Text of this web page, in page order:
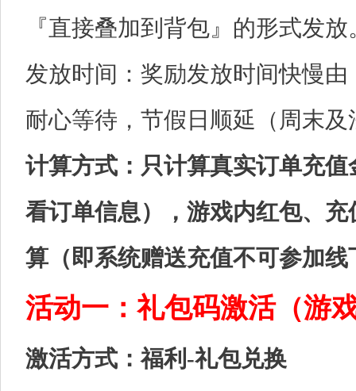
『直接叠加到背包』的形式发放
发放时间：奖励发放时间快慢
耐心等待，节假日顺延（周末
计算方式：只计算真实订单充
看订单信息），游戏内红包、
算（即系统赠送充值不可参加线
活动一：礼包码激活（游
激活方式：福利-礼包兑换